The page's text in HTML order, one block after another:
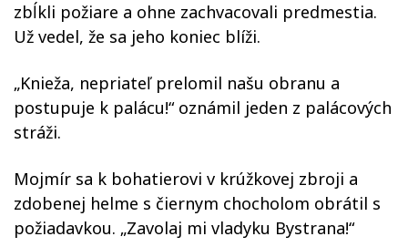
zbĺkli požiare a ohne zachvacovali predmestia.
Už vedel, že sa jeho koniec blíži.
„Knieža, nepriateľ prelomil našu obranu a
postupuje k palácu!“ oznámil jeden z palácových
stráži.
Mojmír sa k bohatierovi v krúžkovej zbroji a
zdobenej helme s čiernym chocholom obrátil s
požiadavkou. „Zavolaj mi vladyku Bystrana!“